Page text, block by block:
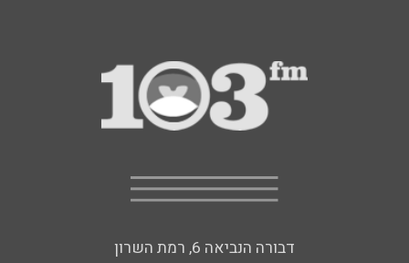
דבורה הנביאה 6, רמת השרון